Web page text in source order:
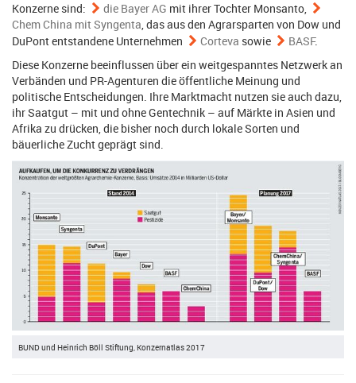
Konzerne sind:
die Bayer AG mit ihrer Tochter Monsanto,
Chem China mit Syngenta, das aus den Agrarsparten von Dow und
DuPont entstandene Unternehmen
Corteva sowie BASF.
Diese Konzerne beeinflussen über ein weitgespanntes Netzwerk an
Verbänden und PR-Agenturen die öffentliche Meinung und
politische Entscheidungen. Ihre Marktmacht nutzen sie auch dazu,
ihr Saatgut – mit und ohne Gentechnik – auf Märkte in Asien und
Afrika zu drücken, die bisher noch durch lokale Sorten und
bäuerliche Zucht geprägt sind.
BUND und Heinrich Böll Stiftung, Konzernatlas 2017